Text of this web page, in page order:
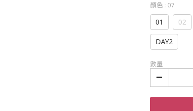
顏色 : 07
01 02
DAY2
數量